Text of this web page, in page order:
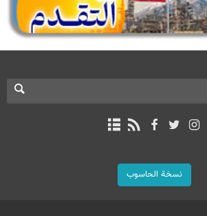
نسخة الحاسوب